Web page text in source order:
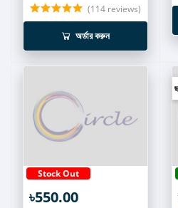
(114 reviews)
অর্ডার করুন
Stock Out
৳550.00